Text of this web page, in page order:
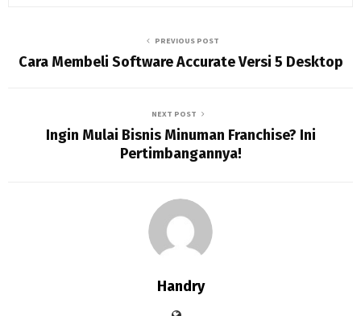
PREVIOUS POST
Cara Membeli Software Accurate Versi 5 Desktop
NEXT POST
Ingin Mulai Bisnis Minuman Franchise? Ini
Pertimbangannya!
Handry